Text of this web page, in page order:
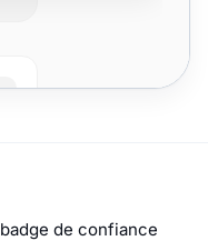
de confiance